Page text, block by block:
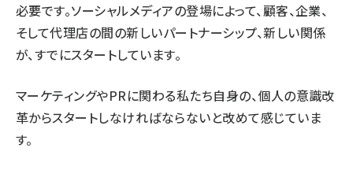
必要です。ソーシャルメディアの登場によって、顧客、企業、
そして代理店の間の新しいパートナーシップ、新しい関係
が、すでにスタートしています。
マーケティングやPRに関わる私たち自身の、個人の意識改
革からスタートしなければならないと改めて感じていま
す。